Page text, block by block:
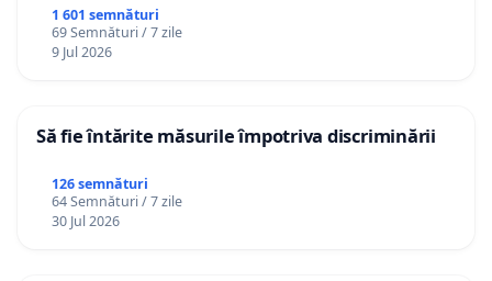
1 601 semnături
69 Semnături / 7 zile
9 Jul 2026
Să fie întărite măsurile împotriva discriminării
126 semnături
64 Semnături / 7 zile
30 Jul 2026